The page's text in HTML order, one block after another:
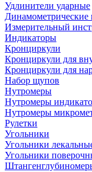
Удлинители ударные
Динамометрические
Измерительный
Индикаторы
Кронциркули
Кронциркули для
Кронциркули для
Набор щупов
Нутромеры
Нутромеры
Нутромеры
Рулетки
Угольники
Угольники
Угольники